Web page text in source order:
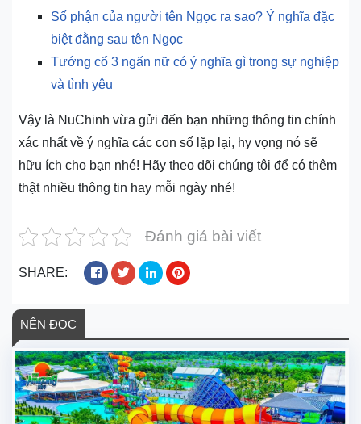
Số phận của người tên Ngọc ra sao? Ý nghĩa đặc
biệt đằng sau tên Ngọc
Tướng cổ 3 ngấn nữ có ý nghĩa gì trong sự nghiệp
và tình yêu
Vậy là NuChinh vừa gửi đến bạn những thông tin chính
xác nhất về ý nghĩa các con số lặp lại, hy vọng nó sẽ
hữu ích cho bạn nhé! Hãy theo dõi chúng tôi để có thêm
thật nhiều thông tin hay mỗi ngày nhé!
Đánh giá bài viết
SHARE:
NÊN ĐỌC